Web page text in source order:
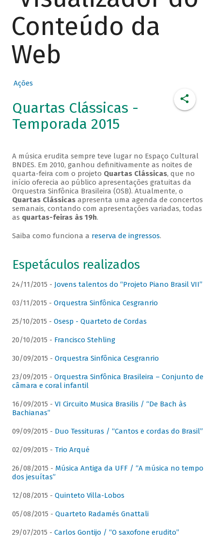
Conteúdo da
Web
Ações
Quartas Clássicas -
Temporada 2015
A música erudita sempre teve lugar no Espaço Cultural
BNDES. Em 2010, ganhou definitivamente as noites de
quarta-feira com o projeto Quartas Clássicas, que no
início oferecia ao público apresentações gratuitas da
Orquestra Sinfônica Brasileira (OSB). Atualmente, o
Quartas Clássicasapresenta uma agenda de concertos
semanais, contando com apresentações variadas, todas
as quartas-feiras às 19h.
Saiba como funciona a reserva de ingressos.
Espetáculos realizados
24/11/2015 - Jovens talentos do “Projeto Piano Brasil VII”
03/11/2015 - Orquestra Sinfônica Cesgranrio
25/10/2015 - Osesp - Quarteto de Cordas
20/10/2015 - Francisco Stehling
30/09/2015 - Orquestra Sinfônica Cesgranrio
23/09/2015 - Orquestra Sinfônica Brasileira – Conjunto de
câmara e coral infantil
16/09/2015 - VI Circuito Musica Brasilis / “De Bach às
Bachianas”
09/09/2015 - Duo Tessituras / “Cantos e cordas do Brasil”
02/09/2015 - Trio Arqué
26/08/2015 - Música Antiga da UFF / “A música no tempo
dos jesuítas”
12/08/2015 - Quinteto Villa-Lobos
05/08/2015 - Quarteto Radamés Gnattali
29/07/2015 - Carlos Gontijo / “O saxofone erudito”